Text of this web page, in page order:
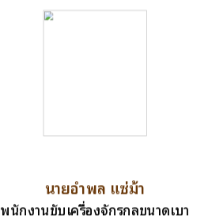
นายอำพล แซ่ม้า
พนักงานขับเครื่องจักรกลขนาดเบา